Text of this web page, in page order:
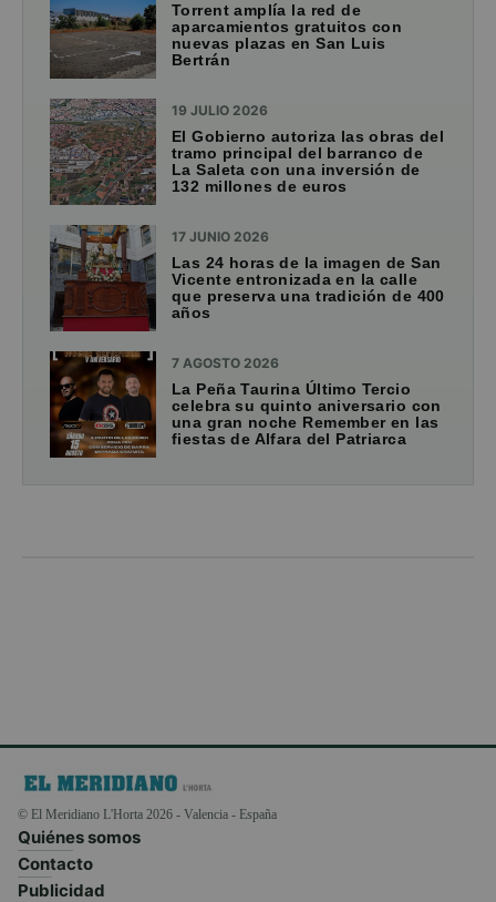
Torrent amplía la red de
aparcamientos gratuitos con
nuevas plazas en San Luis
Bertrán
19 JULIO 2026
El Gobierno autoriza las obras del
tramo principal del barranco de
La Saleta con una inversión de
132 millones de euros
17 JUNIO 2026
Las 24 horas de la imagen de San
Vicente entronizada en la calle
que preserva una tradición de 400
años
7 AGOSTO 2026
La Peña Taurina Último Tercio
celebra su quinto aniversario con
una gran noche Remember en las
fiestas de Alfara del Patriarca
© El Meridiano L'Horta 2026 - Valencia - España
Quiénes somos
Contacto
Publicidad